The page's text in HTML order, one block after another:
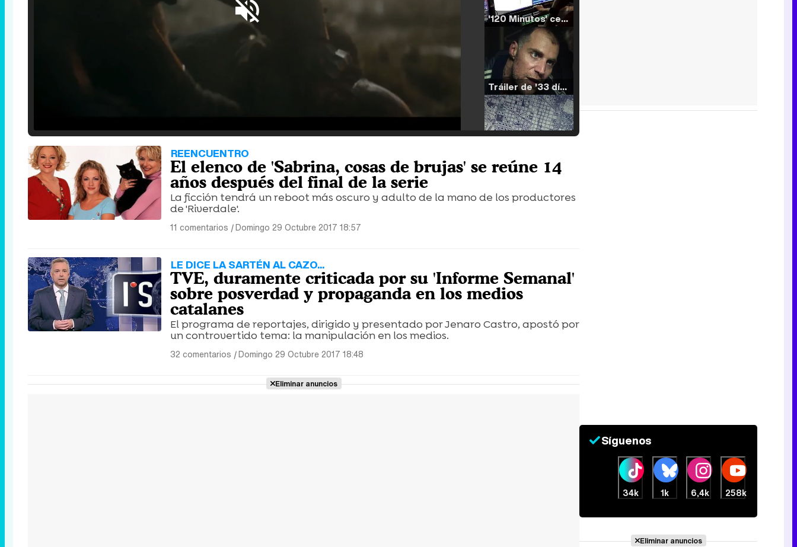
'120 Minutos' celebra sus 2.000 programas en Telemadrid con un vídeo del día a día en la redacción
Tráiler de '33 días', la nueva serie de Atresplayer con Julián Villagrán y José Manuel Poga
REENCUENTRO
El elenco de 'Sabrina, cosas de brujas' se reúne 14
años después del final de la serie
La ficción tendrá un reboot más oscuro y adulto de la mano de los productores
de 'Riverdale'.
11 comentarios |Domingo 29 Octubre 2017 18:57
LE DICE LA SARTÉN AL CAZO...
TVE, duramente criticada por su 'Informe Semanal'
sobre posverdad y propaganda en los medios
catalanes
El programa de reportajes, dirigido y presentado por Jenaro Castro, apostó por
un controvertido tema: la manipulación en los medios.
32 comentarios |Domingo 29 Octubre 2017 18:48
Eliminar anuncios
Síguenos
34k 1k 6,4k 258k
Eliminar anuncios